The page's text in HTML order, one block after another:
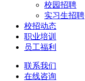
校园招聘
实习生招聘
校招动态
职业培训
员工福利
联系我们
在线咨询